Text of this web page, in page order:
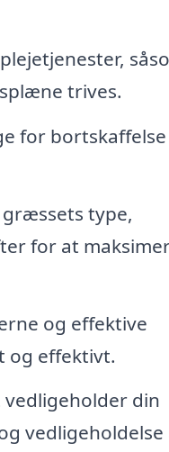
trives.
for
type,
for at
og effektive
og effektivt.
din
vedligeholdelse